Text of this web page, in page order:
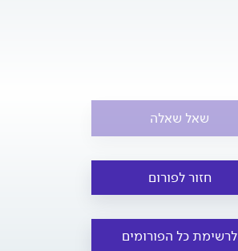
שאל שאלה
חזור לפורום
לרשימת כל הפורומים